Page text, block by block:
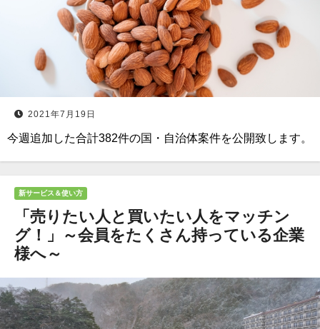
2021年7月19日
今週追加した合計382件の国・自治体案件を公開致します。
新サービス＆使い方
「売りたい人と買いたい人をマッチン
グ！」～会員をたくさん持っている企業
様へ～